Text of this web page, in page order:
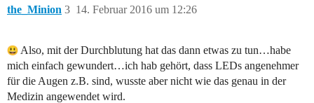
the_Minion 14. Februar 2016 um 12:26
3
Also, mit der Durchblutung hat das dann etwas zu tun…habe
mich einfach gewundert…ich hab gehört, dass LEDs angenehmer
für die Augen z.B. sind, wusste aber nicht wie das genau in der
Medizin angewendet wird.